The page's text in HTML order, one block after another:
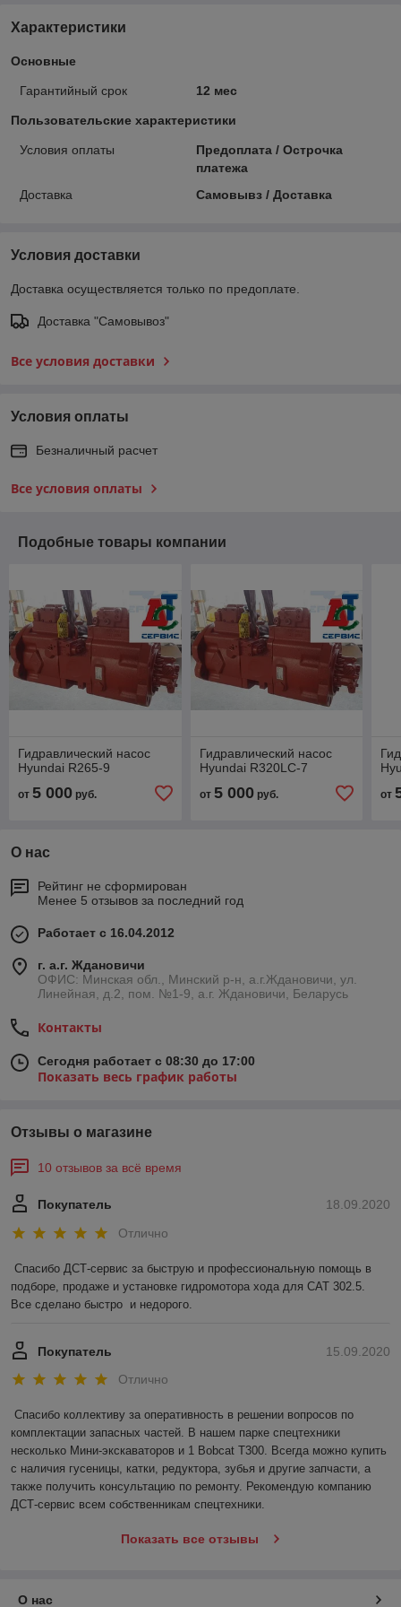
Характеристики
Основные
Гарантийный срок 12 мес
Пользовательские характеристики
Условия оплаты
Предоплата / Острочка
платежа
Доставка
Самовывз / Доставка
Условия доставки
Доставка осуществляется только по предоплате.
Доставка "Самовывоз"
Все условия доставки
Условия оплаты
Безналичный расчет
Все условия оплаты
Подобные товары компании
Гидравлический насос
Hyundai R265-9
от 5 000 руб.
Гидравлический насос
Hyundai R320LC-7
от 5 000руб. от
О нас
Рейтинг не сформирован
Менее 5 отзывов за последний год
Работает с 16.04.2012
г. а.г. Ждановичи
ОФИС: Минская обл., Минский р-н, а.г.Ждановичи, ул.
Линейная, д.2, пом. №1-9, а.г. Ждановичи, Беларусь
Контакты
Сегодня работает с 08:30 до 17:00
Показать весь график работы
Отзывы о магазине
10 отзывов за всё время
18.09.2020
Покупатель
Отлично
Спасибо ДСТ-сервис за быструю и профессиональную помощь в
подборе, продаже и установке гидромотора хода для САТ 302.5.
Все сделано быстро  и недорого.
15.09.2020
Покупатель
Отлично
Спасибо коллективу за оперативность в решении вопросов по
комплектации запасных частей. В нашем парке спецтехники
несколько Мини-экскаваторов и 1 Bobcat T300. Всегда можно купить
с наличия гусеницы, катки, редуктора, зубья и другие запчасти, а
также получить консультацию по ремонту. Рекомендую компанию
ДСТ-сервис всем собственникам спецтехники.
Показать все отзывы
О нас